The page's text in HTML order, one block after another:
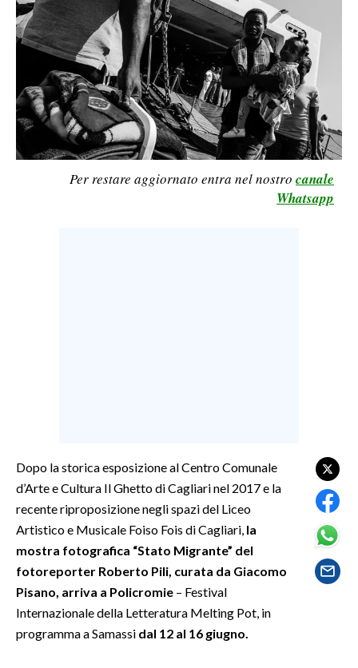
ITALIA
MONDO
POLITICA
ECONOMIA
SERVIZI ALLE IMPRESE
ALTRI SPORT
CULTURA
SPETTACOLI
GOSSIP
Per restare aggiornato entra nel nostro canale
Whatsapp
Dopo la storica esposizione al Centro Comunale
d’Arte e Cultura Il Ghetto di Cagliari nel 2017 e la
recente riproposizione negli spazi del Liceo
Artistico e Musicale Foiso Fois di Cagliari, la
mostra fotografica “Stato Migrante” del
fotoreporter Roberto Pili, curata da Giacomo
Pisano, arriva a Policromie – Festival
Internazionale della Letteratura Melting Pot, in
programma a Samassi dal 12 al 16 giugno.